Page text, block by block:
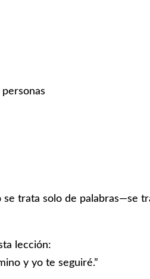
se trata solo de palabras—se
lección:
y yo te seguiré.”